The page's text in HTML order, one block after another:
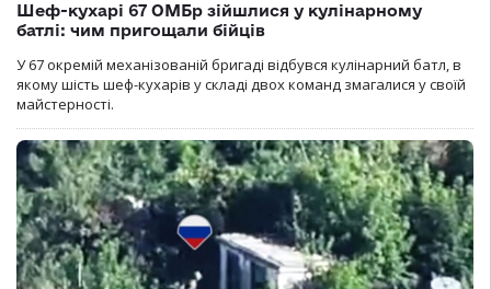
Шеф-кухарі 67 ОМБр зійшлися у кулінарному
батлі: чим пригощали бійців
У 67 окремій механізованій бригаді відбувся кулінарний батл, в
якому шість шеф-кухарів у складі двох команд змагалися у своїй
майстерності.